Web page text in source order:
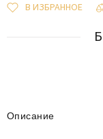
В ИЗБРАННОЕ
Описание